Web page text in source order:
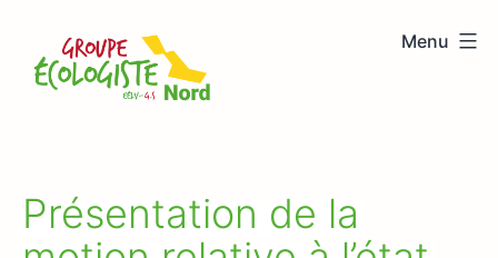
contenu
Groupe
Menu
Présentation de la